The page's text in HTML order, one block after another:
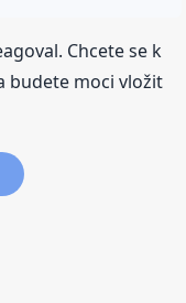
Chcete se k
budete moci vložit